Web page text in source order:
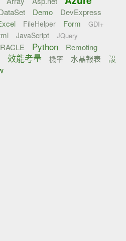
tuning
叫CodeFormer API進行AI修老
CodeFormer原始碼進行AI修老照
元件呼叫azure
元件呼叫azure openai
元件呼叫azure